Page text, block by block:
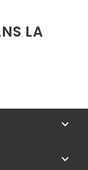
LA
keyboard_arrow_down
keyboard_arrow_down